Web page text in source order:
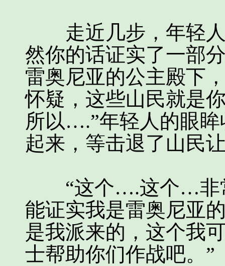
走近几步，年轻人
然你的话证实了一部
雷奥尼亚的公主殿下
怀疑，这些山民就是
所以….”年轻人的眼
起来，等击退了山民
“这个….这个…非常
能证实我是雷奥尼亚
是我派来的，这个我
士帮助你们作战吧。”